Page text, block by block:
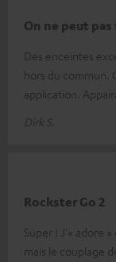
On ne peut
Des enceintes
hors du commun.
application.
Dirk S.
Rockster Go 2
Super ! J'« adore
mais le couplage